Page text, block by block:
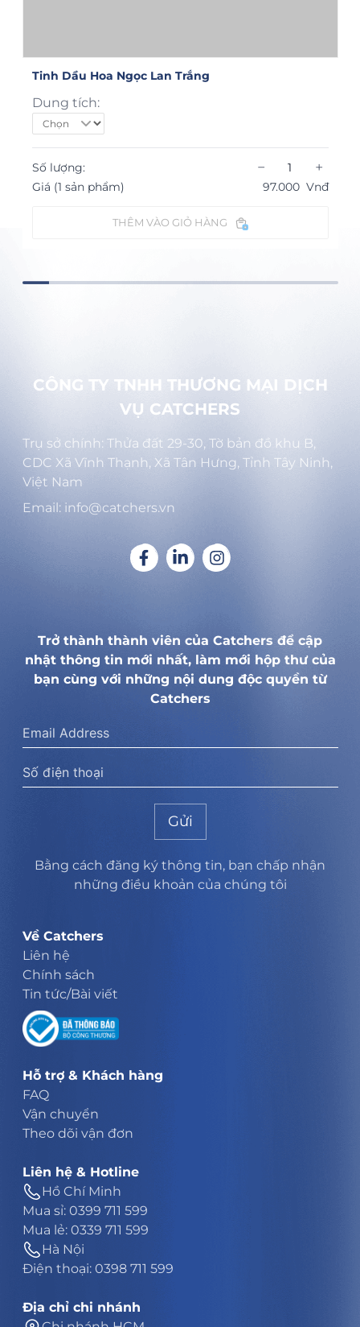
Tinh Dầu Hoa Ngọc Lan Trắng
Dung tích:
Số lượng: − +
Giá (1 sản phẩm) 97.000 Vnđ
THÊM VÀO GIỎ HÀNG
CÔNG TY TNHH THƯƠNG MẠI DỊCH
VỤ CATCHERS
Trụ sở chính: Thửa đất 29-30, Tờ bản đồ khu B,
CDC Xã Vĩnh Thạnh, Xã Tân Hưng, Tỉnh Tây Ninh,
Việt Nam
Email: info@catchers.vn
Trở thành thành viên của Catchers để cập
nhật thông tin mới nhất, làm mới hộp thư của
bạn cùng với những nội dung độc quyền từ
Catchers
Gửi
Bằng cách đăng ký thông tin, bạn chấp nhận
những điều khoản của chúng tôi
Về Catchers
Liên hệ
Chính sách
Tin tức/Bài viết
Hỗ trợ & Khách hàng
FAQ
Vận chuyển
Theo dõi vận đơn
Liên hệ & Hotline
Hồ Chí Minh
Mua sỉ: 0399 711 599
Mua lẻ: 0339 711 599
Hà Nội
Điện thoại: 0398 711 599
Địa chỉ chi nhánh